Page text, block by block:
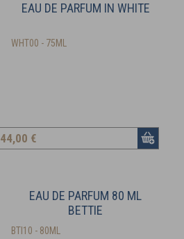
EAU DE PARFUM IN WHITE
WHT00 - 75ML
44,00 €
EAU DE PARFUM 80 ML
BETTIE
BTI10 - 80ML